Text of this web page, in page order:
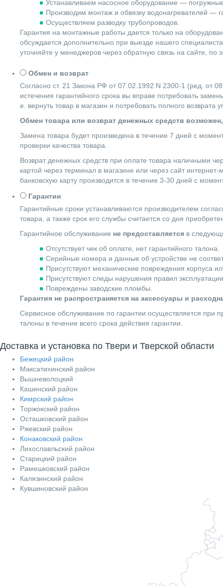
Устанавливаем насосное оборудование —
Производим монтаж и обвязку водонагревателей —
Осуществляем разводку трубопроводов.
Гарантия на монтажные работы дается только на
обсуждается дополнительно при выезде нашего
уточняйте у менеджеров через обратную связь на сайте,
Обмен и возврат
Согласно ст. 21 Закона РФ от 07.02.1992 N 2300-1 (ред. от
истечения гарантийного срока вы вправе потребовать
е. вернуть товар в магазин и потребовать полного
Обмен товара или возврат денежных средств
Замена товара будет произведена в течение 7 дней с
проверки качества товара.
Возврат денежных средств при оплате товара наличными
картой через терминал в магазине или через сайт
банковскую карту производится в течение 3-30 дней с
Гарантии
Гарантийные сроки устанавливаются производителем
товара, а также срок его службы считается со дня
Гарантийное обслуживание не предоставляется в
Отсутствует чек об оплате, нет гарантийного талона.
Серийные номера и данные об устройстве не
Присутствуют механические повреждения корпуса
Присутствуют следы нарушения правил
Повреждены заводские пломбы.
Гарантия не распространяется на аксессуары и
Сервисное обслуживание по гарантии осуществляется при
талоны в течение всего срока действия гарантии.
Доставка и установка по Твери и Тверской области
Бежецкий район
Максатихинский район
Вышневолоцкий
Кашинский район
Кимрский район
Торжокский район
Осташковский район
Ржевский район
Конаковский район
Лихославльский район
Старицкий район
Рамешковский район
Калязинский район
Кувшиновский район